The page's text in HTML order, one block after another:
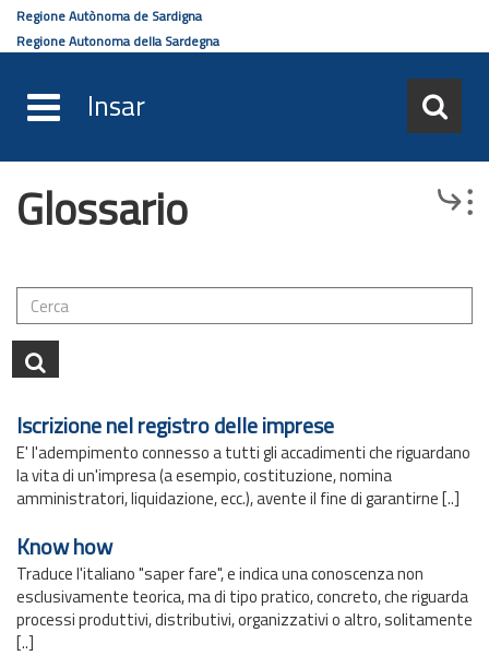
Salta
Regione Autònoma de Sardigna
Regione Autonoma della Sardegna
Insar
Glossario Browse
Iscrizione nel registro delle imprese
E' l'adempimento connesso a tutti gli accadimenti che riguardano
la vita di un'impresa (a esempio, costituzione, nomina
amministratori, liquidazione, ecc.), avente il fine di garantirne [..]
Know how
Traduce l'italiano "saper fare", e indica una conoscenza non
esclusivamente teorica, ma di tipo pratico, concreto, che riguarda
processi produttivi, distributivi, organizzativi o altro, solitamente
[..]